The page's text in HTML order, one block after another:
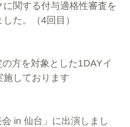
関する付与適格性審査を
た。（4回目）
方を対象とした1DAYイ
施しております
会 in 仙台」に出演しまし